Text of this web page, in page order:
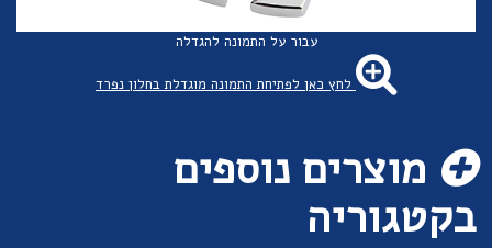
עבור על התמונה להגדלה
לחץ כאן לפתיחת התמונה מוגדלת בחלון נפרד
מוצרים נוספים
בקטגוריה